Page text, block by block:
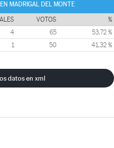
MADRIGAL DEL MONTE
VOTOS %
4 65 53,72 %
1 50 41,32 %
datos en xml